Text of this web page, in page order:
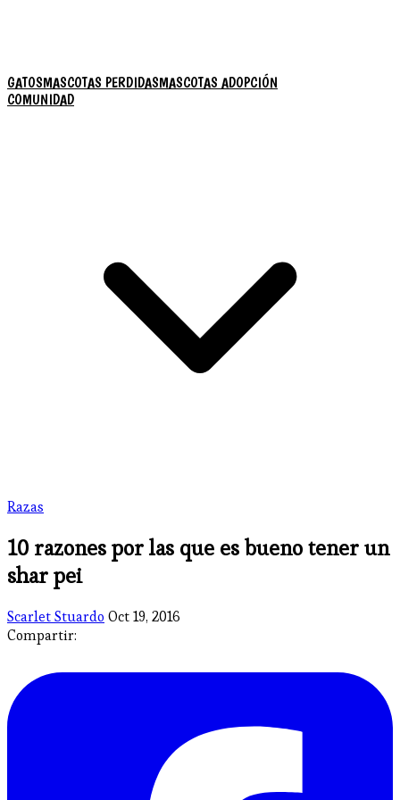
GATOSMASCOTAS PERDIDASMASCOTAS ADOPCIÓN
COMUNIDAD
Razas
10 razones por las que es bueno tener un
shar pei
Scarlet Stuardo Oct 19, 2016
Compartir: